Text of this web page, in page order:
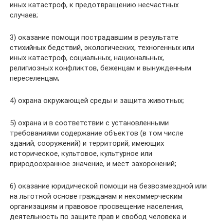
иных катастроф, к предотвращению несчастных
случаев;
3) оказание помощи пострадавшим в результате
стихийных бедствий, экологических, техногенных или
иных катастроф, социальных, национальных,
религиозных конфликтов, беженцам и вынужденным
переселенцам;
4) охрана окружающей среды и защита животных;
5) охрана и в соответствии с установленными
требованиями содержание объектов (в том числе
зданий, сооружений) и территорий, имеющих
историческое, культовое, культурное или
природоохранное значение, и мест захоронений;
6) оказание юридической помощи на безвозмездной или
на льготной основе гражданам и некоммерческим
организациям и правовое просвещение населения,
деятельность по защите прав и свобод человека и